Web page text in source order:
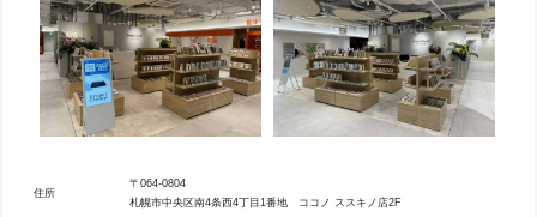
住所
〒064-0804
札幌市中央区南4条西4丁目1番地 ココノ ススキノ店2F